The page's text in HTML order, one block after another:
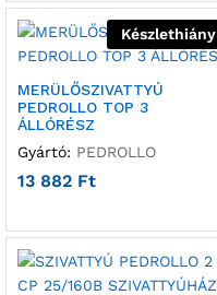
Készlethiány
MERÜLŐSZIVATTYÚ
PEDROLLO TOP 3
ÁLLÓRÉSZ
Gyártó: PEDROLLO
13 882 Ft